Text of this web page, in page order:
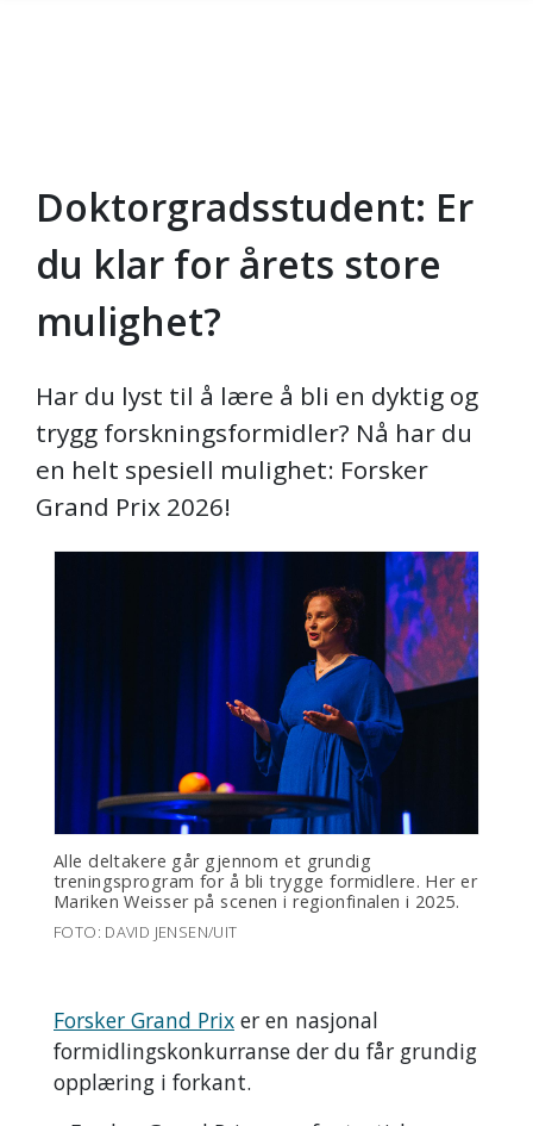
Gå til hovedinnhold
Doktorgradsstudent: Er
du klar for årets store
mulighet?
Har du lyst til å lære å bli en dyktig og
trygg forskningsformidler? Nå har du
en helt spesiell mulighet: Forsker
Grand Prix 2026!
Alle deltakere går gjennom et grundig
treningsprogram for å bli trygge formidlere. Her er
Mariken Weisser på scenen i regionfinalen i 2025.
FOTO: DAVID JENSEN/UIT
Forsker Grand Prix er en nasjonal
formidlingskonkurranse der du får grundig
opplæring i forkant.